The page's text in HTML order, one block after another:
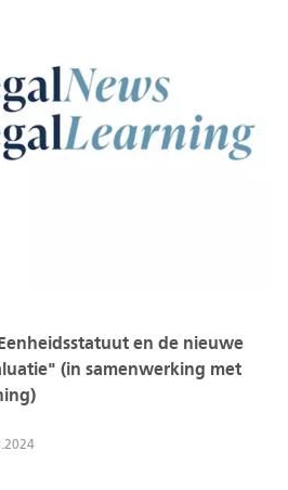
en de nieuwe
(in samenwerking met